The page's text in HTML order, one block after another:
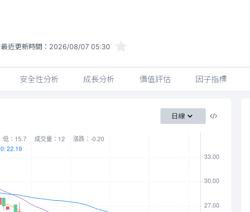
最近更新時間： 2026/08/07 05:30
安全性分析 成長分析 價值評估 因子指標
日線